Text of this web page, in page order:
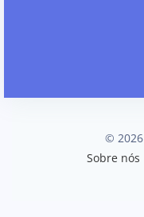
© 2026
Sobre nós